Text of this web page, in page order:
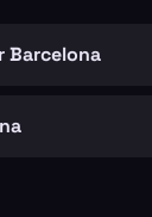
Barcelona